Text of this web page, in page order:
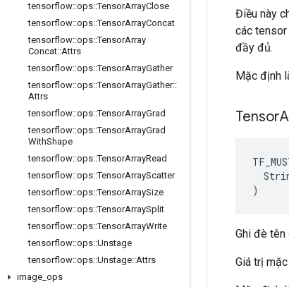
tensorflow::ops::TensorArrayClose
tensorflow::ops::TensorArrayConcat
tensorflow::ops::TensorArray
Concat::Attrs
tensorflow::ops::TensorArrayGather
tensorflow::ops::TensorArrayGather::
Attrs
tensorflow::ops::TensorArrayGrad
tensorflow::ops::TensorArrayGrad
WithShape
tensorflow::ops::TensorArrayRead
tensorflow::ops::TensorArrayScatter
tensorflow::ops::TensorArraySize
tensorflow::ops::TensorArraySplit
tensorflow::ops::TensorArrayWrite
tensorflow::ops::Unstage
tensorflow::ops::Unstage::Attrs
image ops
Điều này
các
đầy đủ.
Mặc định
Tensor
)
Ghi đè
Giá trị